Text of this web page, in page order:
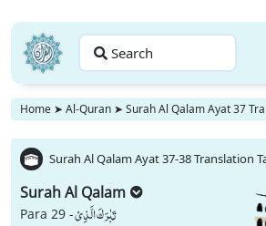
Search
Home ➤ Al-Quran ➤ Surah Al Qalam Ayat 37
Surah Al Qalam Ayat 37-38 Translation
Surah Al Qalam
Para 29 -تَبٰرَكَ الَّذِیْ